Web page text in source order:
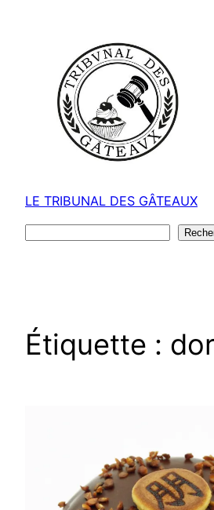
LE TRIBUNAL DES GÂTEAUX
Étiquette :